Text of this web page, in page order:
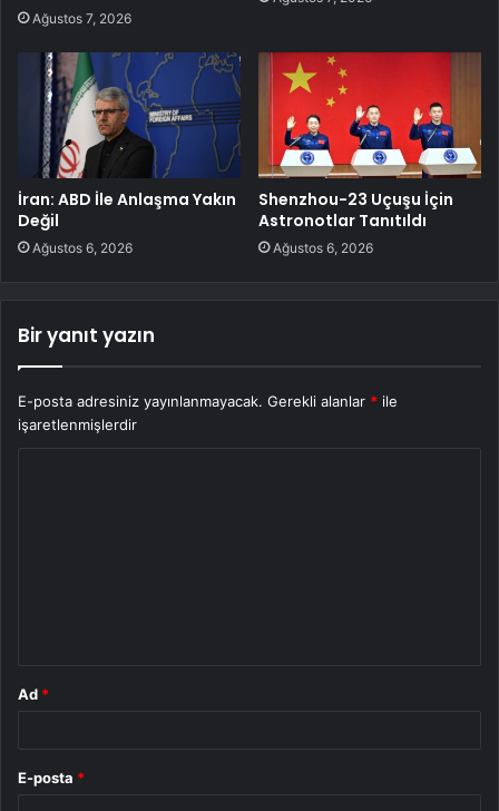
Ağustos 7, 2026
İran: ABD İle Anlaşma Yakın
Değil
Ağustos 6, 2026
Shenzhou-23 Uçuşu İçin
Astronotlar Tanıtıldı
Ağustos 6, 2026
Bir yanıt yazın
E-posta adresiniz yayınlanmayacak. Gerekli alanlar * ile
işaretlenmişlerdir
Ad *
E-posta *